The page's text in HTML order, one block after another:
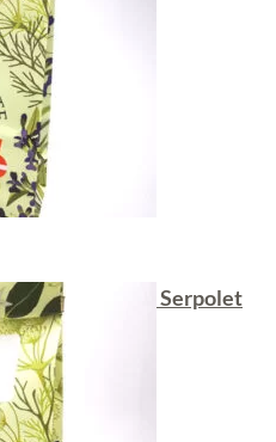
Serpolet